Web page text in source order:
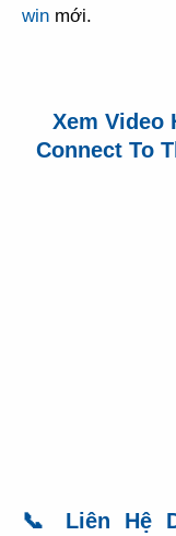
win mới.
Xem Video
Connect To
📞 Liên Hệ